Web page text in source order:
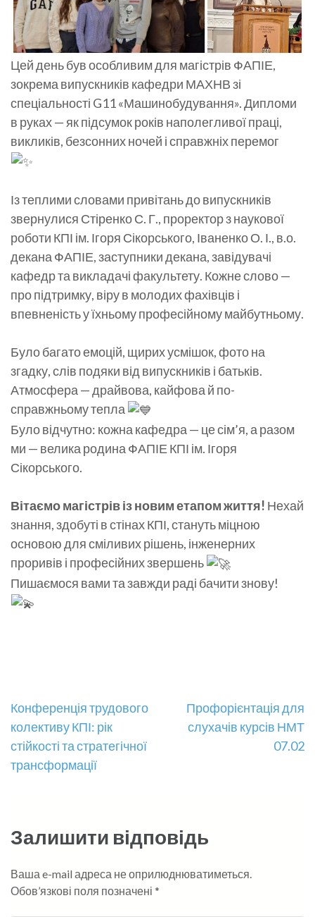
Цей день був особливим для магістрів ФАПІЕ,
зокрема випускників кафедри МАХНВ зі
спеціальності G11 «Машинобудування». Дипломи
в руках — як підсумок років наполегливої праці,
викликів, безсонних ночей і справжніх перемог
Із теплими словами привітань до випускників
звернулися Стіренко С. Г., проректор з наукової
роботи КПІ ім. Ігоря Сікорського, Іваненко О. І., в.о.
декана ФАПІЕ, заступники декана, завідувачі
кафедр та викладачі факультету. Кожне слово —
про підтримку, віру в молодих фахівців і
впевненість у їхньому професійному майбутньому.
Було багато емоцій, щирих усмішок, фото на
згадку, слів подяки від випускників і батьків.
Атмосфера — драйвова, кайфова й по-
справжньому тепла
Було відчутно: кожна кафедра — це сім’я, а разом
ми — велика родина ФАПІЕ КПІ ім. Ігоря
Сікорського.
Вітаємо магістрів із новим етапом життя! Нехай
знання, здобуті в стінах КПІ, стануть міцною
основою для сміливих рішень, інженерних
проривів і професійних звершень
Пишаємося вами та завжди раді бачити знову!
Навігація
записів
Конференція трудового
колективу КПІ: рік
стійкості та стратегічної
трансформації
Профорієнтація для
слухачів курсів НМТ
07.02
Залишити відповідь
Ваша e-mail адреса не оприлюднюватиметься.
Обов’язкові поля позначені *